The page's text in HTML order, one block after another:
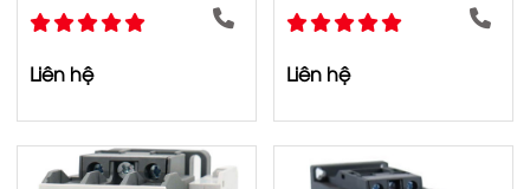
Liên hệ Liên hệ